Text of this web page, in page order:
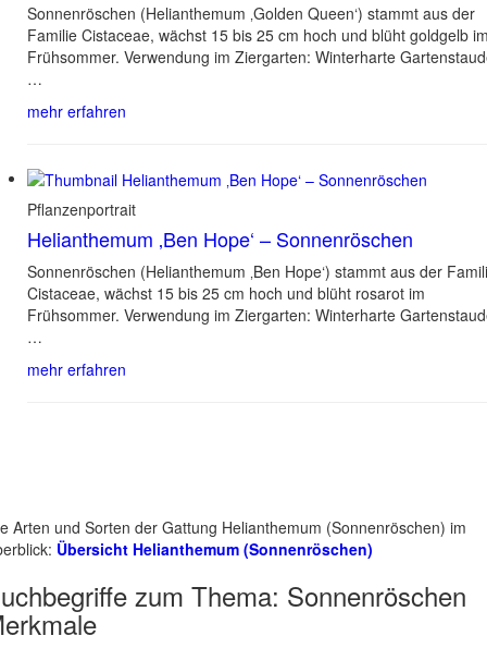
Sonnenröschen (Helianthemum ‚Golden Queen‘) stammt aus der
Familie Cistaceae, wächst 15 bis 25 cm hoch und blüht goldgelb
Frühsommer. Verwendung im Ziergarten: Winterharte
…
mehr erfahren
Pflanzenportrait
Helianthemum ‚Ben Hope‘ – Sonnenröschen
Sonnenröschen (Helianthemum ‚Ben Hope‘) stammt aus der
Cistaceae, wächst 15 bis 25 cm hoch und blüht rosarot im
Frühsommer. Verwendung im Ziergarten: Winterharte
…
mehr erfahren
Arten und Sorten der Gattung Helianthemum (Sonnenröschen) im
Übersicht Helianthemum (Sonnenröschen)
zum Thema: Sonnenröschen